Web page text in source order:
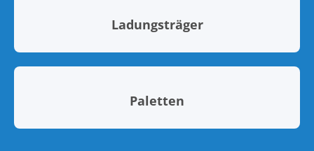
Ladungsträger
Paletten